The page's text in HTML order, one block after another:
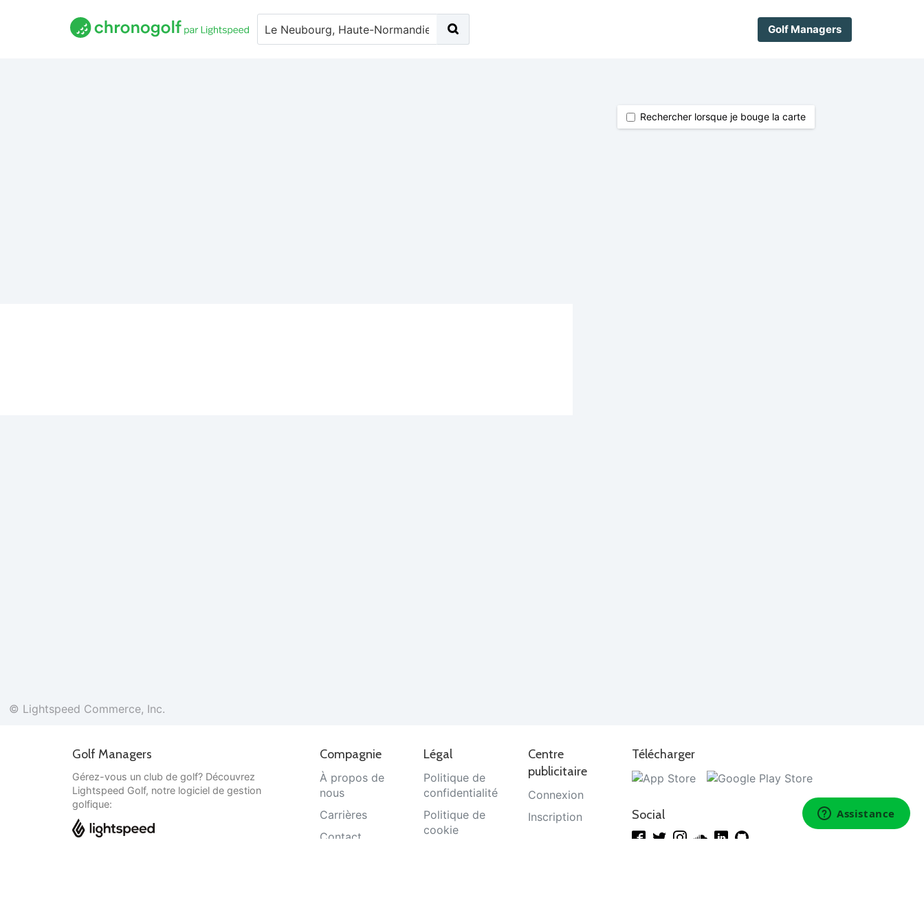
Golf Managers
© Lightspeed Commerce, Inc.
Rechercher lorsque je bouge la carte
Golf Managers
Gérez-vous un club de golf? Découvrez
Lightspeed Golf, notre logiciel de gestion
golfique:
Compagnie
À propos de
nous
Carrières
Contact
Légal
Politique de
confidentialité
Politique de
cookie
Centre
publicitaire
Connexion
Inscription
Télécharger
Social